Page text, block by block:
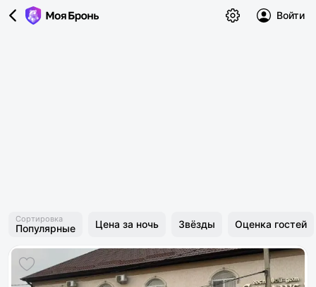
Войти
Сортировка
Популярные Цена за ночь Звёзды Оценка гостей